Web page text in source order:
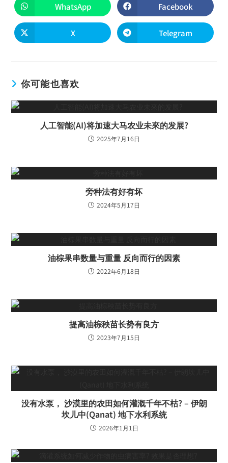
WhatsApp Facebook
X Telegram
你可能也喜欢
人工智能(AI)将加速大马农业未來的发展?
2025年7月16日
旁种法有好有坏
2024年5月17日
油棕果串数量与重量 反向而行的因素
2022年6月18日
提高油棕秧苗长势有良方
2023年7月15日
没有水泵， 沙漠里的农田如何灌溉千年不枯? – 伊朗
坎儿中(Qanat) 地下水利系统
2026年1月1日